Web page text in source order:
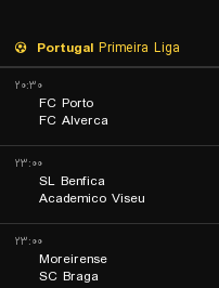
Portugal Primeira Liga
۲۰:۳۰
FC Porto
FC Alverca
۲۳:۰۰
SL Benfica
Academico Viseu
۲۳:۰۰
Moreirense
SC Braga